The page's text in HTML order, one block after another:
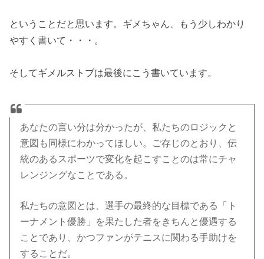
ということだと思います。ギメちゃん、もう少しわかり
やすく書いて・・・。
そしてギメルストブは最後にこう書いています。
あなたの言い分は分かったが、私たちのロジックと
意図も同様にわかってほしい。ご存じのとおり、伝
統のあるスポーツで変化を起こすことのは常にチャ
レンジングなことである。
私たちの意図とは、選手の最終的な目標である「ト
ーナメント優勝」を果たした者をきちんと優遇する
ことであり、かつファンがテニスに関わる手助けを
することだ。